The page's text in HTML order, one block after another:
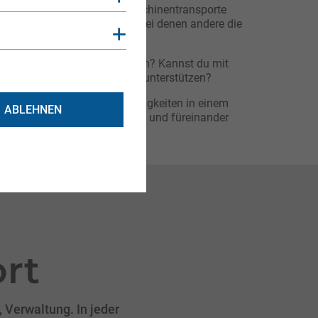
führen anspruchsvolle Maschinentransporte
und Umgebung durch, bei denen andere die
Bedingungen die Nerven? Kannst du mit
tatkräftig und eigeninitiativ unterstützen?
und anspruchsvolle Tätigkeiten in einem
unter die Arme greift und füreinander
Verwaltung. In jeder
Cookies anzeigen
ABLEHNEN